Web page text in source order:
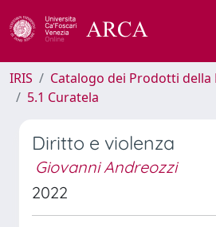
IRIS Catalogo dei Prodotti della
5.1 Curatela
Diritto e violenza
Giovanni Andreozzi
2022